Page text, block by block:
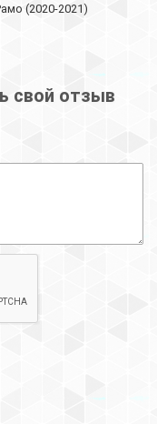
(2020-2021)
свой отзыв